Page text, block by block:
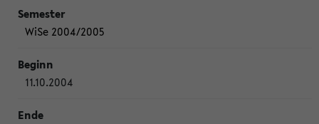
WiSe 2004/2005
11.10.2004